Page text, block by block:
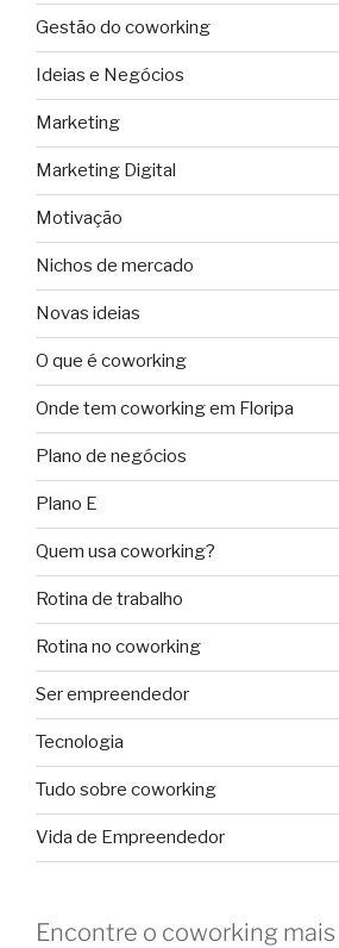
Gestão do coworking
Ideias e Negócios
Marketing
Marketing Digital
Motivação
Nichos de mercado
Novas ideias
O que é coworking
Onde tem coworking em Floripa
Plano de negócios
Plano E
Quem usa coworking?
Rotina de trabalho
Rotina no coworking
Ser empreendedor
Tecnologia
Tudo sobre coworking
Vida de Empreendedor
Encontre o coworking